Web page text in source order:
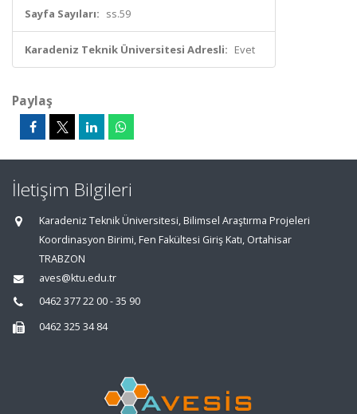
Sayfa Sayıları: ss.59
Karadeniz Teknik Üniversitesi Adresli: Evet
Paylaş
İletişim Bilgileri
Karadeniz Teknik Üniversitesi, Bilimsel Araştırma Projeleri
Koordinasyon Birimi, Fen Fakültesi Giriş Katı, Ortahisar
TRABZON
aves@ktu.edu.tr
0462 377 22 00 - 35 90
0462 325 34 84